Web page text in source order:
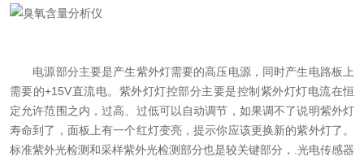
电源部分主要是产生紫外灯需要的高压电源，同时产生电路板上
需要的+15V直流电。紫外灯灯控部分主要是控制紫外灯灯电流在恒
定允许范围之内，过高、过低可以自动调节，如果调不了说明紫外灯
寿命到了，面板上有一个红灯变亮，提示你应该更换新的紫外灯了。
标准紫外光检测和采样紫外光检测部分也是较关键部分，.光电传感器